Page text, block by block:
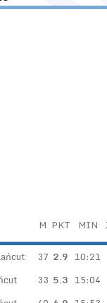
M PKT MIN
37 2.9 10:21
33 5.3 15:04